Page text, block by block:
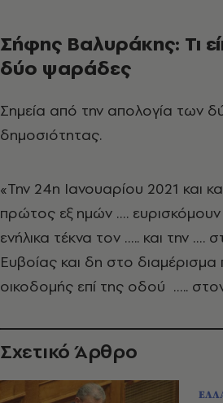
Σήφης Βαλυράκης: Τι
δύο ψαράδες
Σημεία από την απολογία των
δημοσιότητας.
«Την 24η Ιανουαρίου 2021 και
πρώτος εξ ημών ….
ενήλικα τέκνα τον ….. και την ….
Ευβοίας και δη στο
οικοδομής επί της οδού …..
Σχετικό Άρθρο